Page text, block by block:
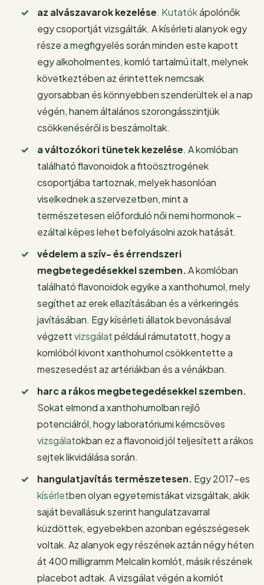
az alvászavarok kezelése. Kutatókápolónők
egy csoportját vizsgálták. A kísérleti alanyok egy
része a megfigyelés során minden este kapott
egy alkoholmentes, komló tartalmú italt, melynek
következtében az érintettek nemcsak
gyorsabban és könnyebben szenderültek el a nap
végén, hanem általános szorongásszintjük
csökkenéséről is beszámoltak.
a változókori tünetek kezelése. A komlóban
található flavonoidok a fitoösztrogének
csoportjába tartoznak, melyek hasonlóan
viselkednek a szervezetben, mint a
természetesen előforduló női nemi hormonok –
ezáltal képes lehet befolyásolni azok hatását.
védelem a szív- és érrendszeri
megbetegedésekkel szemben.A komlóban
található flavonoidok egyike a xanthohumol, mely
segíthet az erek ellazításában és a vérkeringés
javításában. Egy kísérleti állatok bevonásával
végzettvizsgálatpéldául rámutatott, hogy a
komlóból kivont xanthohumol csökkentette a
meszesedést az artériákban és a vénákban.
harc a rákos megbetegedésekkel szemben.
Sokat elmond a xanthohumolban rejlő
potenciálról, hogy laboratóriumi kémcsöves
vizsgálatokban ez a flavonoid jól teljesített a rákos
sejtek likvidálása során.
hangulatjavítás természetesen. Egy 2017-es
kísérletben olyan egyetemistákat vizsgáltak, akik
saját bevallásuk szerint hangulatzavarral
küzdöttek, egyebekben azonban egészségesek
voltak. Az alanyok egy részének aztán négy héten
át 400 milligramm Melcalin komlót, másik részének
placebot adtak. A vizsgálat végén a komlót